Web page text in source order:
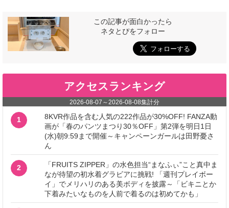
この記事が面白かったら
ネタとぴをフォロー
アクセスランキング
2026-08-07 ～2026-08-08集計分
1
8KVR作品を含む人気の222作品が30%OFF! FANZA動
画が「春のパンツまつり30％OFF」第2弾を明日1日
(水)朝9:59まで開催～キャンペーンガールは田野憂さ
ん
2
「FRUITS ZIPPER」の水色担当“まなふぃ”こと真中ま
なが待望の初水着グラビアに挑戦! 「週刊プレイボー
イ」でメリハリのある美ボディを披露～「ビキニとか
下着みたいなものを人前で着るのは初めてかも」